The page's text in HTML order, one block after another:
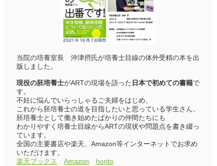
当院の培養室長 沖津摂氏が培養士目線の体外受精の本を出
版しました。
現役の胚培養士がARTの現場を語った 日本で初めての書籍で
す。
不妊に悩んでいらっしゃるご夫婦をはじめ、
これから胚培養士の道を目指したいと思っている学生さん、
胚培養士として働き始めたばかりの仲間たちにも
わかりやすく培養士目線からARTの現状や問題点を書き綴っ
ています。
全国の主要書店や楽天、Amazon等インターネットでお求め
いただけます。
楽天ブックス
Amazon honto